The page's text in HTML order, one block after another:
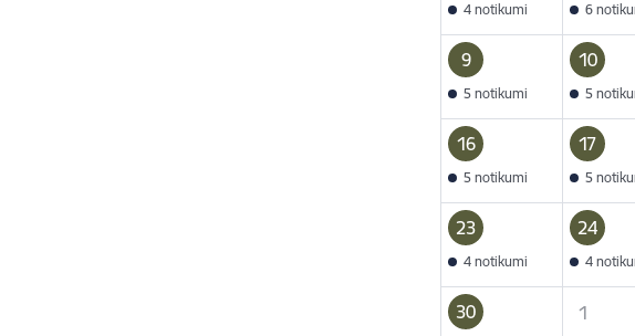
4 notikumi 6
9
5 notikumi
10
5
16
5 notikumi
17
5
23
4 notikumi
24
4
30 1